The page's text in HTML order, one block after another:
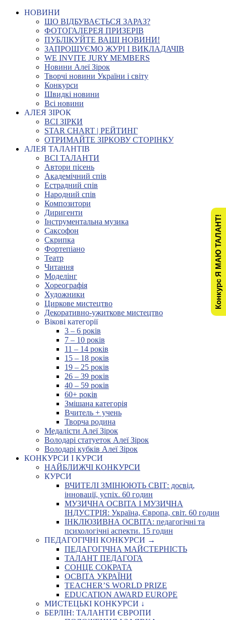
НОВИНИ
ЩО ВІДБУВАЄТЬСЯ ЗАРАЗ?
ФОТОГАЛЕРЕЯ ПРИЗЕРІВ
ПУБЛІКУЙТЕ ВАШІ НОВИНИ!
ЗАПРОШУЄМО ЖУРІ І ВИКЛАДАЧІВ
WE INVITE JURY MEMBERS
Новини Алеї Зірок
Творчі новини України і світу
Конкурси
Швидкі новини
Всі новини
АЛЕЯ ЗІРОК
ВСІ ЗІРКИ
STAR CHART | РЕЙТИНГ
ОТРИМАЙТЕ ЗІРКОВУ СТОРІНКУ
АЛЕЯ ТАЛАНТІВ
ВСІ ТАЛАНТИ
Автори пісень
Академічний спів
Естрадний спів
Народний спів
Композитори
Диригенти
Інструментальна музика
Саксофон
Скрипка
Фортепіано
Театр
Читання
Моделінг
Хореографія
Художники
Циркове мистецтво
Декоративно-ужиткове мистецтво
Вікові категорії
3 – 6 років
7 – 10 років
11 – 14 років
15 – 18 років
19 – 25 років
26 – 39 років
40 – 59 років
60+ років
Змішана категорія
Вчитель + учень
Творча родина
Медалісти Алеї Зірок
Володарі статуеток Алеї Зірок
Володарі кубків Алеї Зірок
КОНКУРСИ І КУРСИ
НАЙБЛИЖЧІ КОНКУРСИ
КУРСИ
ВЧИТЕЛІ ЗМІНЮЮТЬ СВІТ: досвід,
інновації, успіх. 60 годин
МУЗИЧНА ОСВІТА І МУЗИЧНА
ІНДУСТРІЯ: Україна, Європа, світ. 60 годин
ІНКЛЮЗИВНА ОСВІТА: педагогічні та
психологічні аспекти. 15 годин
ПЕДАГОГІЧНІ КОНКУРСИ →
ПЕДАГОГІЧНА МАЙСТЕРНІСТЬ
ТАЛАНТ ПЕДАГОГА
СОНЦЕ СОКРАТА
ОСВІТА УКРАЇНИ
TEACHER’S WORLD PRIZE
EDUCATION AWARD EUROPE
МИСТЕЦЬКІ КОНКУРСИ ↓
БЕРЛІН: ТАЛАНТИ ЄВРОПИ
Конкурс Я МАЮ ТАЛАНТ!